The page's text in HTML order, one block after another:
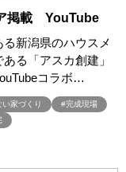
#Germoglio
ト展示場
住宅
#HD日本ハウス
#IH
#OPENHOUSE
掲載 YouTube
る新潟県のハウスメ
る「アスカ創建」
コラボ…
家づくり
#完成現場